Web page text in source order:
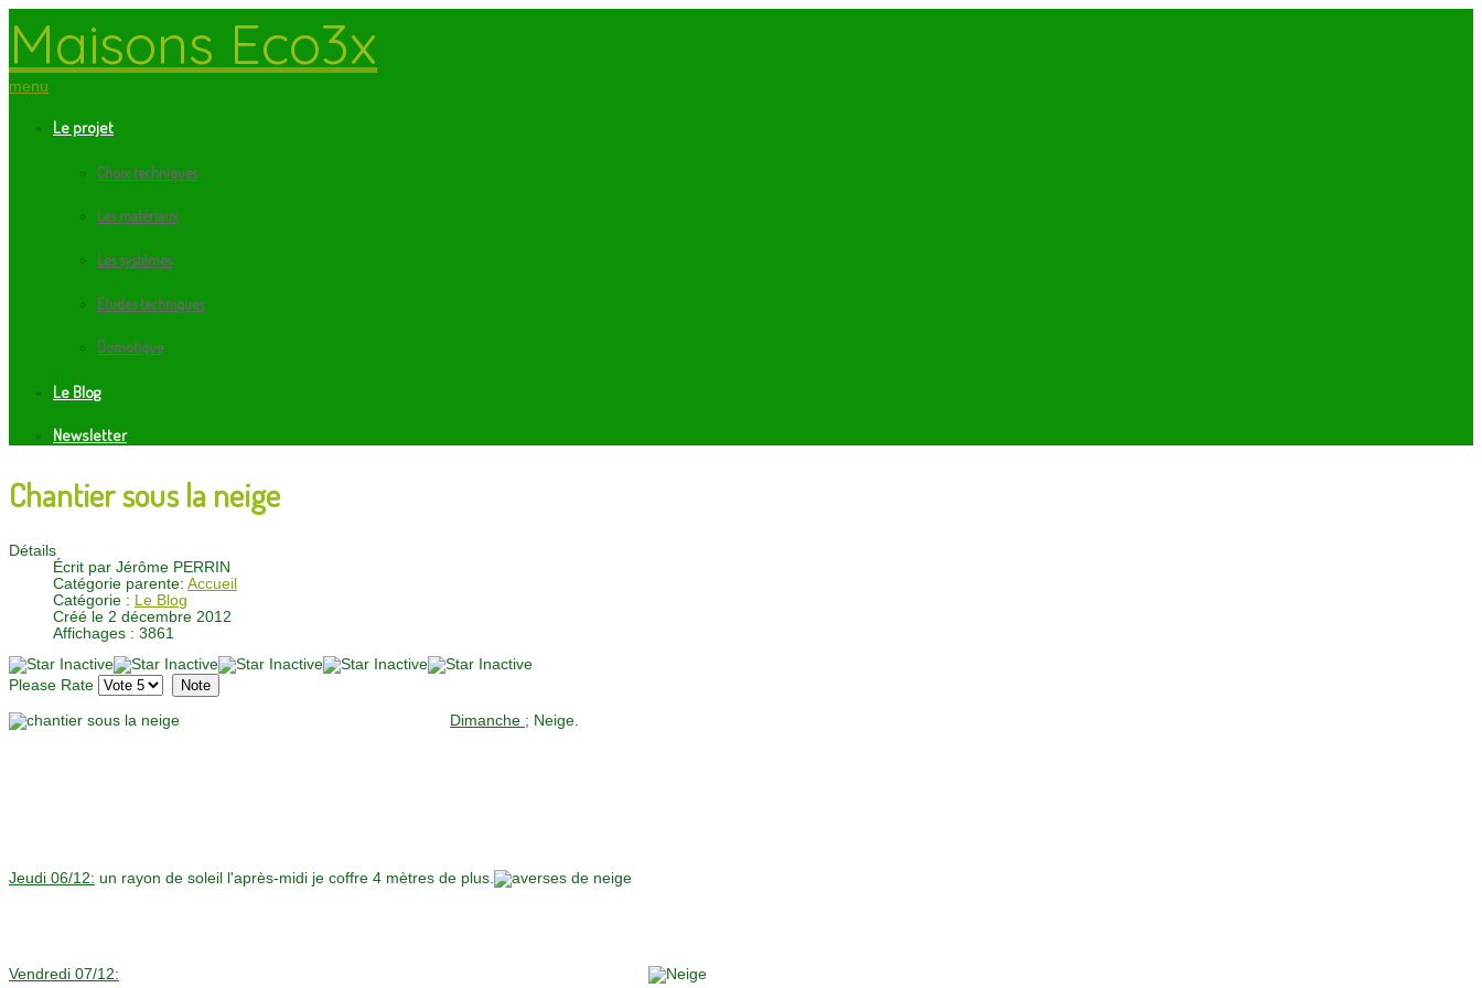
Maisons Eco3x
menu
Le projet
Choix techniques
Les matériaux
Les systèmes
Etudes techniques
Domotique
Le Blog
Newsletter
Chantier sous la neige
Détails
Écrit par Jérôme PERRIN
Catégorie parente: Accueil
Catégorie : Le Blog
Créé le 2 décembre 2012
Affichages : 3861
Please Rate
Dimanche ; Neige.
Jeudi 06/12: un rayon de soleil l'après-midi je coffre 4 mètres de plus.
Vendredi 07/12: